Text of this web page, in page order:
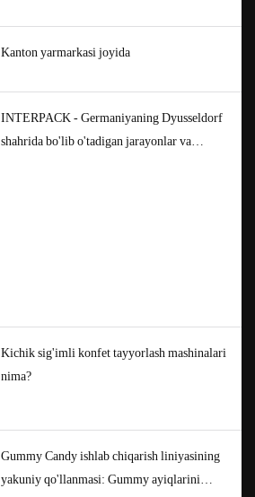
Kanton yarmarkasi joyida
INTERPACK - Germaniyaning Dyusseldorf
shahrida bo'lib o'tadigan jarayonlar va
Kichik sig'imli konfet tayyorlash mashinalari
nima?
Gummy Candy ishlab chiqarish liniyasining
yakuniy qo'llanmasi: Gummy ayiqlarini